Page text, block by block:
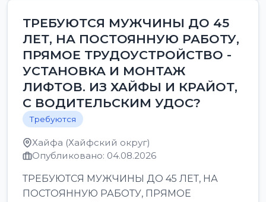
ТРЕБУЮТСЯ МУЖЧИНЫ ДО 45
ЛЕТ, НА ПОСТОЯННУЮ РАБОТУ,
ПРЯМОЕ ТРУДОУСТРОЙСТВО -
УСТАНОВКА И МОНТАЖ
ЛИФТОВ. ИЗ ХАЙФЫ И КРАЙОТ,
С ВОДИТЕЛЬСКИМ УДОС?
Требуются
Хайфа (Хайфский округ)
Опубликовано: 04.08.2026
ТРЕБУЮТСЯ МУЖЧИНЫ ДО 45 ЛЕТ, НА
ПОСТОЯННУЮ РАБОТУ, ПРЯМОЕ